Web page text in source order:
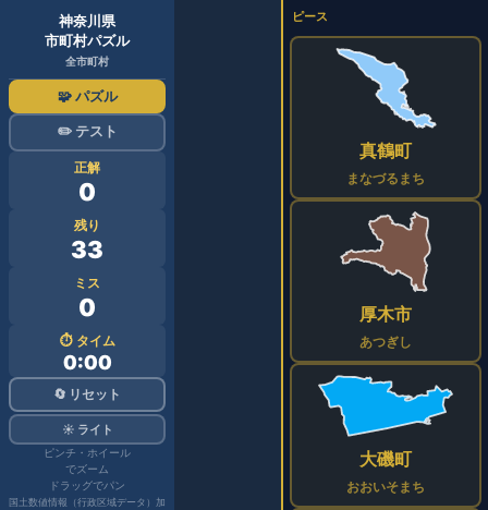
神奈川県
市町村パズル
全市町村
🧩 パズル
✏️ テスト
正解
0
残り
33
ミス
0
⏱ タイム
0:00
🔄 リセット
☀️ ライト
ピンチ・ホイール
でズーム
ドラッグでパン
国土数値情報（行政区域データ）加
ピース
真鶴町
まなづるまち
厚木市
あつぎし
大磯町
おおいそまち